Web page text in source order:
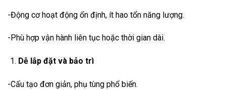
-Động cơ hoạt động ổn định, ít hao tổn năng lượng.
-Phù hợp vận hành liên tục hoặc thời gian dài.
Dễ lắp đặt và bảo trì
-Cấu tạo đơn giản, phụ tùng phổ biến.